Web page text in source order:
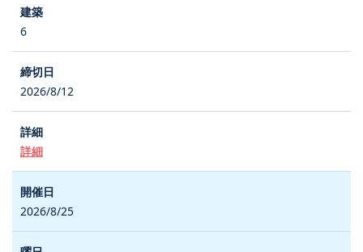
6
2026/8/12
詳細
2026/8/25